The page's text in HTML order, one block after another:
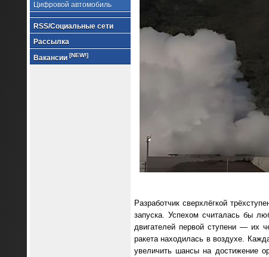
Цифровой автомобиль
RSS/Социальные сети
Рассылка
Вакансии [NEW!]
Разработчик сверхлёгкой
запуска. Успехом считалась бы
двигателей первой ступени — их
ракета находилась в воздухе.
увеличить шансы на достижение